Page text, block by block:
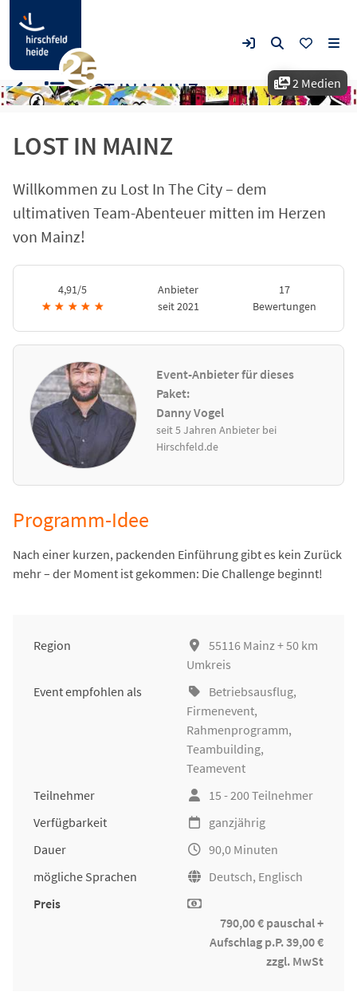
2 Medien
LOST IN MAINZ
Willkommen zu Lost In The City – dem
ultimativen Team-Abenteuer mitten im Herzen
von Mainz!
4,91/5
★ ★ ★ ★ ★
Anbieter
seit 2021
17
Bewertungen
Event-Anbieter für dieses
Paket:
Danny Vogel
seit 5 Jahren Anbieter bei
Hirschfeld.de
LOST IN MAINZ
Programm-Idee
Nach einer kurzen, packenden Einführung gibt es kein Zurück
mehr – der Moment ist gekommen: Die Challenge beginnt!
Region
55116 Mainz + 50 km
Umkreis
Event empfohlen als
Betriebsausflug,
Firmenevent,
Rahmenprogramm,
Teambuilding,
Teamevent
Teilnehmer
15 - 200 Teilnehmer
Verfügbarkeit
ganzjährig
Dauer
90,0 Minuten
mögliche Sprachen
Deutsch, Englisch
Preis
790,00 € pauschal +
Aufschlag p.P. 39,00 €
zzgl. MwSt